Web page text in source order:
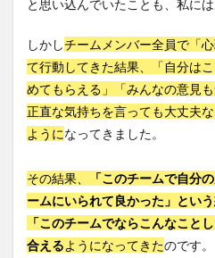
と思い込んでいたことも、私には
しかしチームメンバー全員で「
て行動してきた結果、「自分は
めてもらえる」「みんなの意見
正直な気持ちを言っても大丈夫
ようになってきました。
その結果、
「このチームで自分
ームにいられて良かった」とい
「このチームでならこんなこと
合えるようになってきたのです。